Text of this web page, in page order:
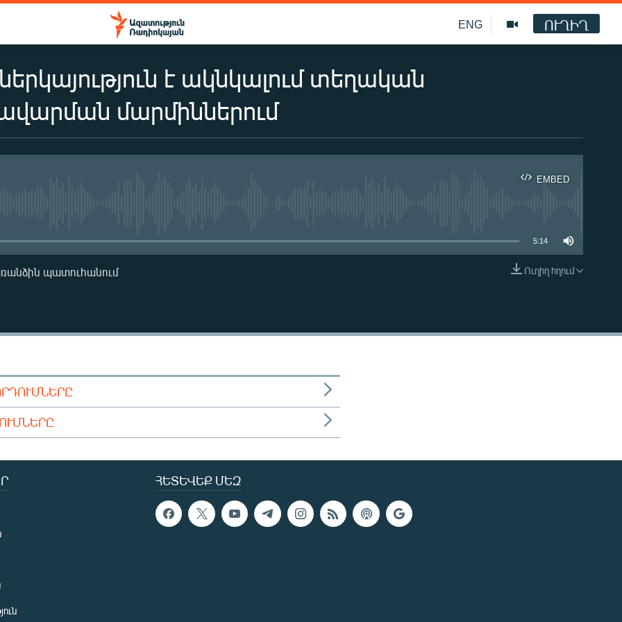
ENG ՈՒՂԻՂ
է ակնկալում տեղական
մարմիններում
EMBED
EMBED
5:14
Ուղիղ հղում
պատուհանում
ՀԵՏԵՎԵՔ ՄԵԶ